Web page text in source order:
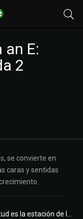
E:
2
se convierte en
caras y sentidas
La juventud es la estación de la esperanza